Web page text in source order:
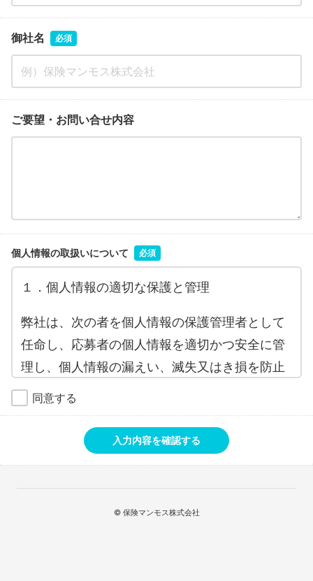
御社名 必須
ご要望・お問い合せ内容
個人情報の取扱いについて 必須
１．個人情報の適切な保護と管理
弊社は、次の者を個人情報の保護管理者として
任命し、応募者の個人情報を適切かつ安全に管
理し、個人情報の漏えい、滅失又はき損を防止
する保護策を講じています。
報保護担当 TEL 03-6775-7297
２．個人情報の利用目的
同意する
入力内容を確認する
© 保険マンモス株式会社